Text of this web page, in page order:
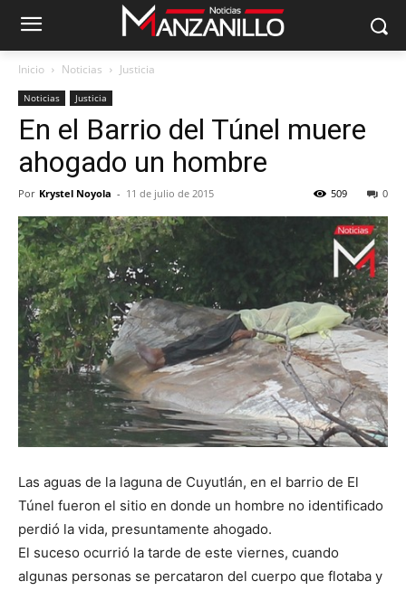
Inicio Noticias Justicia
Noticias Justicia
En el Barrio del Túnel muere
ahogado un hombre
Por Krystel Noyola - 11 de julio de 2015 0
509
Las aguas de la laguna de Cuyutlán, en el barrio de El
Túnel fueron el sitio en donde un hombre no identificado
perdió la vida, presuntamente ahogado.
El suceso ocurrió la tarde de este viernes, cuando
algunas personas se percataron del cuerpo que flotaba y